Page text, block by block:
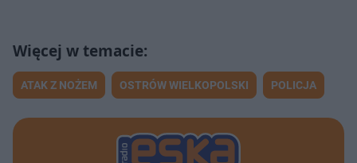
ATAK Z NOŻEM OSTRÓW WIELKOPOLSKI POLICJA